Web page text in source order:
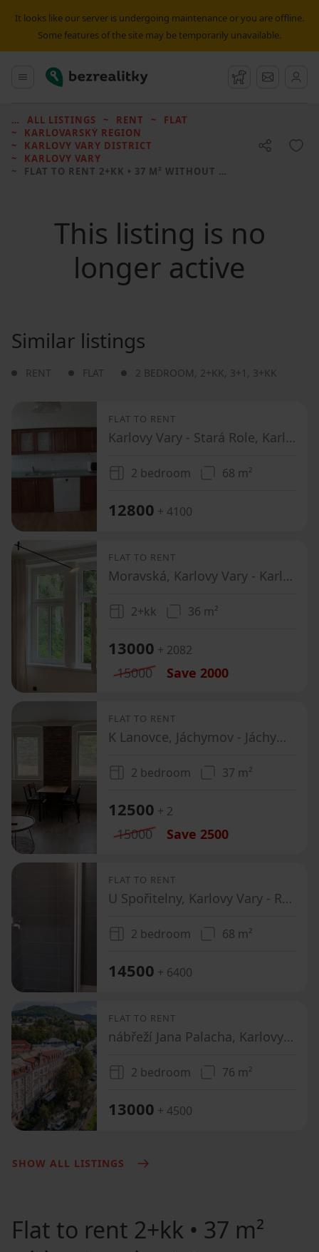
It looks like our server is undergoing maintenance or you are offline.
Some features of the site may be temporarily unavailable.
Main menu
Bezrealitky Watchdog
ALL LISTINGS RENT
FLAT
KARLOVARSKÝ REGION
KARLOVY VARY DISTRICT
KARLOVY VARY
FLAT TO RENT 2+KK • 37 M² WITHOUT REAL ESTATE
This listing is no
longer active
Similar listings
RENT FLAT 2 BEDROOM, 2+KK, 3+1 , 3+KK
FLAT TO RENT
Karlovy Vary - Stará Role, Karlovarský Region
2 bedroom 68 m²
12800 + 4100
FLAT TO RENT
Moravská, Karlovy Vary - Karlovy Vary, Karlovarský Region
2+kk 36 m²
13000 + 2082
15000 Save 2000
FLAT TO RENT
K Lanovce, Jáchymov - Jáchymov, Karlovarský Region
2 bedroom 37 m²
12500 + 2
15000 Save 2500
FLAT TO RENT
U Spořitelny, Karlovy Vary - Rybáře, Karlovarský Region
2 bedroom 68 m²
14500 + 6400
FLAT TO RENT
nábřeží Jana Palacha, Karlovy Vary - Karlovy Vary, Karlovarský Region
2 bedroom 76 m²
13000 + 4500
SHOW ALL LISTINGS
Flat to rent 2+kk • 37 m²